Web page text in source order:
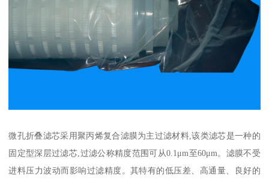
微孔折叠滤芯采用聚丙烯复合滤膜为主过滤材料,该类滤芯是一种的
固定型深层过滤芯,过滤公称精度范围可从0.1μm至60μm。滤膜不受
进料压力波动而影响过滤精度。其特有的低压差、高通量、良好的